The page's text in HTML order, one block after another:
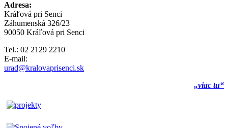
Adresa:
Kráľová pri Senci
Záhumenská 326/23
90050 Kráľová pri Senci
Tel.: 02 2129 2210
E-mail:
urad@kralovaprisenci.sk
„viac tu“